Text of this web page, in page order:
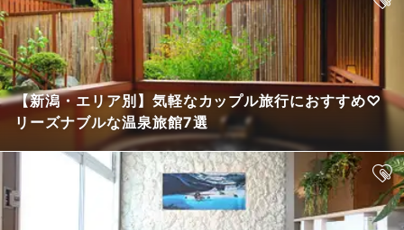
【新潟・エリア別】気軽なカップル旅行におすすめ♡
リーズナブルな温泉旅館7選